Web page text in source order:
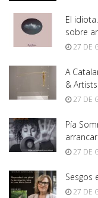
El
sobre
27 DE
A
& Artists
27 DE
Pía
27 DE
Sesgos
27 DE